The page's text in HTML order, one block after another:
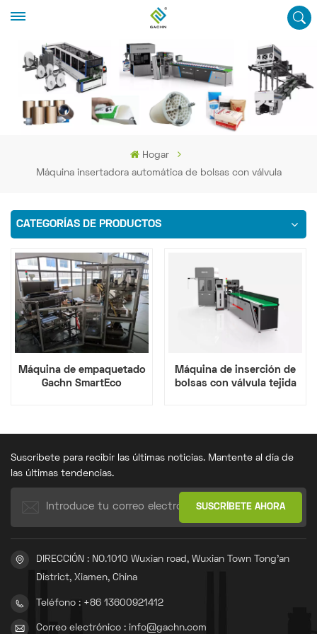
Hogar
Máquina insertadora automática de bolsas con válvula
CATEGORÍAS DE PRODUCTOS
Máquina de empaquetado
Gachn SmartEco
Máquina de inserción de
bolsas con válvula tejida
Suscríbete para recibir las últimas noticias. Mantente al día de
las últimas tendencias.
DIRECCIÓN : NO.1010 Wuxian road, Wuxian Town Tong'an
District, Xiamen, China
Teléfono : +86 13600921412
Correo electrónico : info@gachn.com